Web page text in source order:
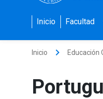
Inicio Facultad
Inicio keyboard_arrow_right Educación